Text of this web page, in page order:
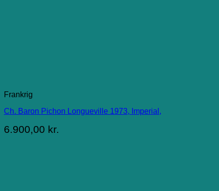
Frankrig
Ch. Baron Pichon Longueville 1973, Imperial,
6.900,00 kr.